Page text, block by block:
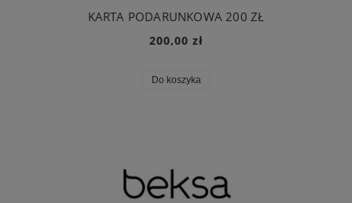
KARTA PODARUNKOWA 200 ZŁ
200,00 zł
Do koszyka